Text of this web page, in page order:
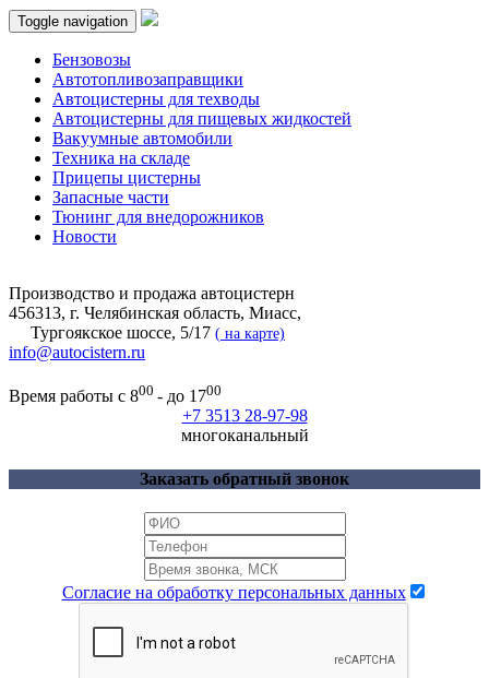
Toggle navigation
Бензовозы
Автотопливозаправщики
Автоцистерны для техводы
Автоцистерны для пищевых жидкостей
Вакуумные автомобили
Техника на складе
Прицепы цистерны
Запасные части
Тюнинг для внедорожников
Новости
Производство и продажа автоцистерн
456313, г. Челябинская область, Миасс,
Тургоякское шоссе, 5/17 ( на карте)
info@autocistern.ru
Время работы с 800 - до 1700
+7 3513 28-97-98
многоканальный
Заказать обратный звонок
Согласие на обработку персональных данных